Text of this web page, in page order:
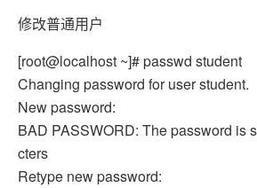
修改普通用户
[root@localhost ~]# passwd student
Changing password for user student.
New password:
BAD PASSWORD: The password is
cters
Retype new password: